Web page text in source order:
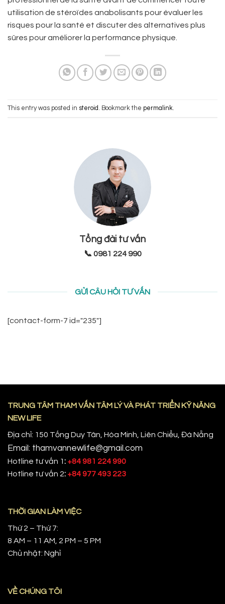
utilisation de stéroïdes anabolisants pour évaluer les
risques pour la santé et discuter des alternatives plus
sûres pour améliorer la performance physique.
This entry was posted in steroid . Bookmark the permalink.
Tổng đài tư vấn
📞 0981 224 990
GỬI CÂU HỎI TƯ VẤN
[contact-form-7 id="235"]
TRUNG TÂM THAM VẤN TÂM LÝ VÀ PHÁT TRIỂN KỸ NĂNG
NEW LIFE
Địa chỉ: 150 Tống Duy Tân, Hòa Minh, Liên Chiểu, Đà Nẵng
Email: thamvannewlife@gmail.com
Hotline tư vấn 1: +84 981 224 990
Hotline tư vấn 2: +84 977 493 223
THỜI GIAN LÀM VIỆC
Thứ 2 – Thứ 7:
8 AM – 11 AM, 2 PM – 5 PM
Chủ nhật: Nghỉ
VỀ CHÚNG TÔI